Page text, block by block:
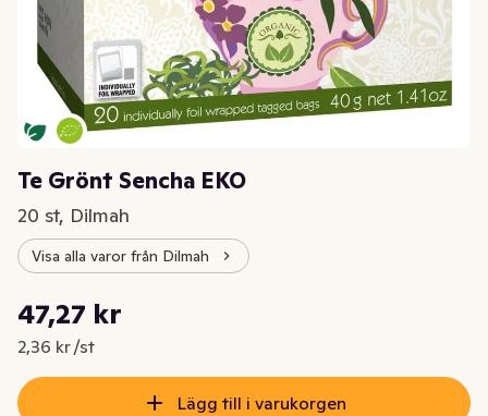
Te Grönt Sencha EKO
20 st, Dilmah
Visa alla varor från Dilmah
Nuvarande pris är: 47,27 kr
47,27 kr
2,36 kr /st
Styckpris: 2,36 kr /st
Lägg till i varukorgen